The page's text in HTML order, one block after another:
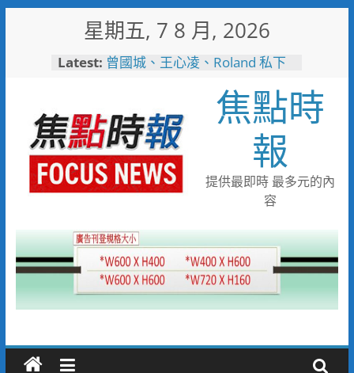
星期五, 7 8 月, 2026
Latest: 曾國城、王心凌、Roland 私下
「東引小吃店」外客都朝聖的國
際級小吃
彰化縣長參選人魏平政彰化造
勢 喊福利超越六都承接王惠美
施政再升級
救護量能再升級！彰化聯合捐贈
4輛高規格救護車 首配全自動
利局:請用路人減速慢行
短影音行銷是什麼？2026 平台
比較、優缺點與電商變現全攻略
焦點時
報
提供最即時 最多元的內
容